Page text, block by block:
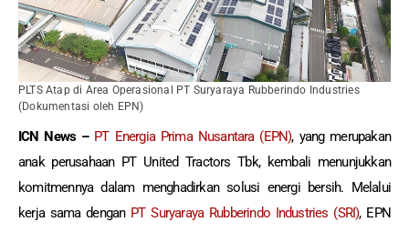
PLTS Atap di Area Operasional PT Suryaraya Rubberindo Industries
(Dokumentasi oleh EPN)
ICN News – PT Energia Prima Nusantara (EPN), yang merupakan
anak perusahaan PT United Tractors Tbk, kembali menunjukkan
komitmennya dalam menghadirkan solusi energi bersih. Melalui
kerja sama dengan PT Suryaraya Rubberindo Industries (SRI), EPN